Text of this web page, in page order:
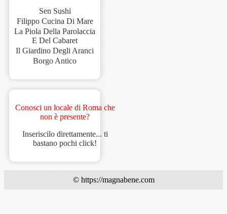
Sen Sushi
Filippo Cucina Di Mare
La Piola Della Parolaccia
E Del Cabaret
Il Giardino Degli Aranci
Borgo Antico
Conosci un locale di Roma che
non è presente?
Inseriscilo direttamente... ti
bastano pochi click!
© https://magnabene.com